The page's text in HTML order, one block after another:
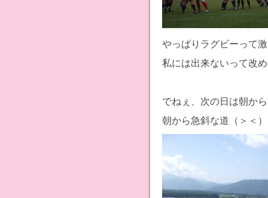
やっぱりラグビーって
私には出来ないって改
でねぇ、次の日は朝か
朝から急斜な道（＞＜）